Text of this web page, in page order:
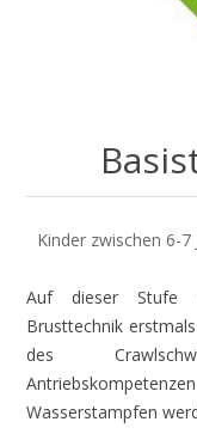
Kinder zwischen 6-
Auf dieser Stufe
Brusttechnik
des
Wasserstampfen